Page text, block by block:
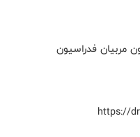
مربیان فدراسیون
https://